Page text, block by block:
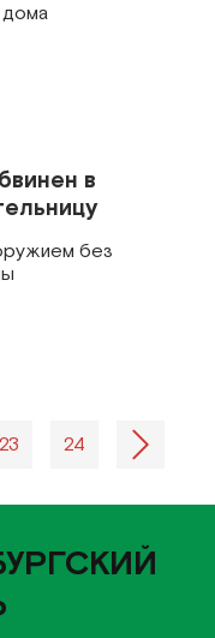
в
без
23 24